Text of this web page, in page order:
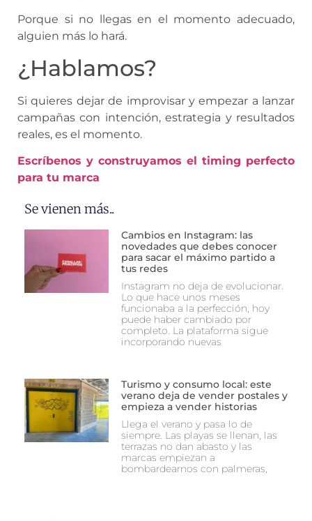
Porque si no llegas en el momento adecuado,
alguien más lo hará.
¿Hablamos?
Si quieres dejar de improvisar y empezar a lanzar
campañas con intención, estrategia y resultados
reales, es el momento.
Escríbenos y construyamos el timing perfecto
para tu marca
Se vienen más..
Cambios en Instagram: las
novedades que debes conocer
para sacar el máximo partido a
tus redes
Instagram no deja de evolucionar.
Lo que hace unos meses
funcionaba a la perfección, hoy
puede haber cambiado por
completo. La plataforma sigue
incorporando nuevas
Turismo y consumo local: este
verano deja de vender postales y
empieza a vender historias
Llega el verano y pasa lo de
siempre. Las playas se llenan, las
terrazas no dan abasto y las
marcas empiezan a
bombardearnos con palmeras,